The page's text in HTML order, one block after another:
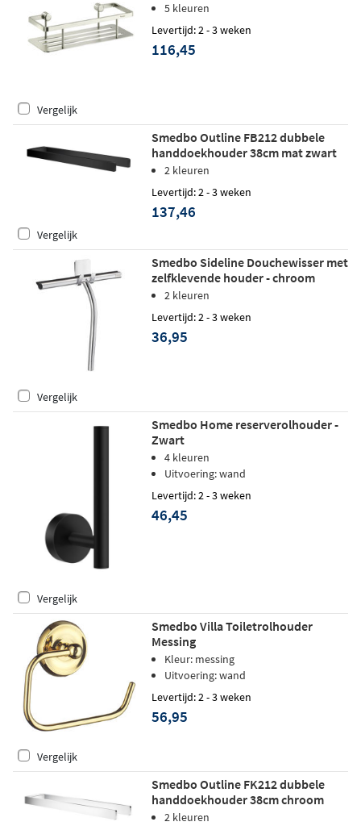
nikkel
5 kleuren
Levertijd: 2 - 3 weken
116,45
Vergelijk
Smedbo Outline FB212 dubbele
handdoekhouder 38cm mat zwart
2 kleuren
Levertijd: 2 - 3 weken
137,46
Vergelijk
Smedbo Sideline Douchewisser met
zelfklevende houder - chroom
2 kleuren
Levertijd: 2 - 3 weken
36,95
Vergelijk
Smedbo Home reserverolhouder -
Zwart
4 kleuren
Uitvoering: wand
Levertijd: 2 - 3 weken
46,45
Vergelijk
Smedbo Villa Toiletrolhouder
Messing
Kleur: messing
Uitvoering: wand
Levertijd: 2 - 3 weken
56,95
Vergelijk
Smedbo Outline FK212 dubbele
handdoekhouder 38cm chroom
2 kleuren